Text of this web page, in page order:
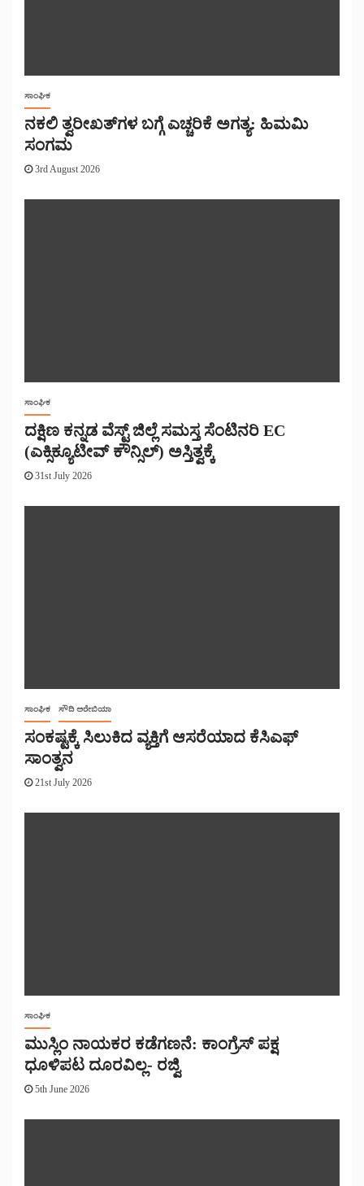
ಸಾಂಘಿಕ
ನಕಲಿ ತ್ವರೀಖತ್‌ಗಳ ಬಗ್ಗೆ ಎಚ್ಚರಿಕೆ ಅಗತ್ಯ: ಹಿಮಮಿ
ಸಂಗಮ
3rd August 2026
ಸಾಂಘಿಕ
ದಕ್ಷಿಣ ಕನ್ನಡ ವೆಸ್ಟ್ ಜಿಲ್ಲೆ ಸಮಸ್ತ ಸೆಂಟಿನರಿ EC
(ಎಕ್ಸಿಕ್ಯೂಟೀವ್ ಕೌನ್ಸಿಲ್) ಅಸ್ತಿತ್ವಕ್ಕೆ
31st July 2026
ಸಾಂಘಿಕ ಸೌದಿ ಅರೇಬಿಯಾ
ಸಂಕಷ್ಟಕ್ಕೆ ಸಿಲುಕಿದ ವ್ಯಕ್ತಿಗೆ ಆಸರೆಯಾದ ಕೆಸಿಎಫ್
ಸಾಂತ್ವನ
21st July 2026
ಸಾಂಘಿಕ
ಮುಸ್ಲಿಂ ನಾಯಕರ ಕಡೆಗಣನೆ: ಕಾಂಗ್ರೆಸ್ ಪಕ್ಷ
ಧೂಳಿಪಟ ದೂರವಿಲ್ಲ- ರಜ್ವಿ
5th June 2026